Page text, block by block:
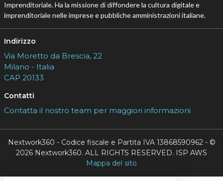
Imprenditoriale. Ha la missione di diffondere la cultura digitale e
imprenditoriale nelle imprese e pubbliche amministrazioni italiane.
Indirizzo
Via Moretto da Brescia, 22
Milano - Italia
CAP 20133
Contatti
Contatta il nostro team per maggiori informazioni
Nextwork360 - Codice fiscale e Partita IVA 13868590962 - ©
2026 Nextwork360. ALL RIGHTS RESERVED. ISP AWS
Mappa del sito